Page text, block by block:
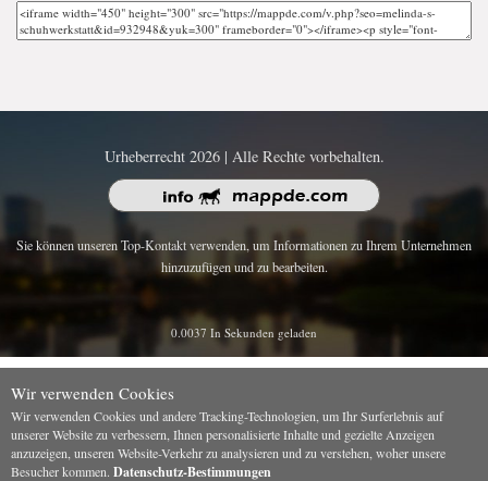
Urheberrecht 2026 | Alle Rechte vorbehalten.
Sie können unseren Top-Kontakt verwenden, um Informationen zu Ihrem Unternehmen
hinzuzufügen und zu bearbeiten.
0.0037 In Sekunden geladen
Wir verwenden Cookies
Wir verwenden Cookies und andere Tracking-Technologien, um Ihr Surferlebnis auf
unserer Website zu verbessern, Ihnen personalisierte Inhalte und gezielte Anzeigen
anzuzeigen, unseren Website-Verkehr zu analysieren und zu verstehen, woher unsere
Besucher kommen. Datenschutz-Bestimmungen